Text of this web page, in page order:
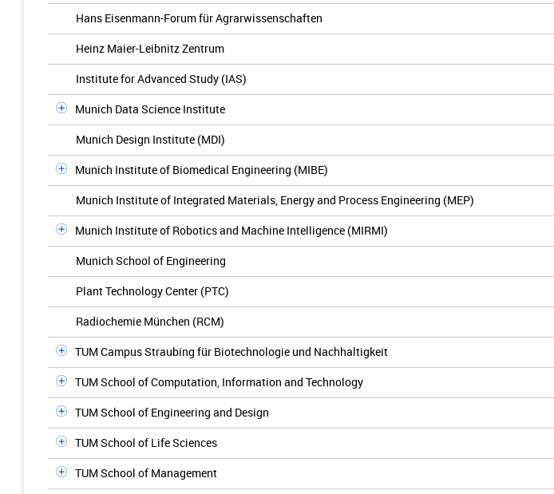
Hans Eisenmann-Forum für Agrarwissenschaften
Heinz Maier-Leibnitz Zentrum
Institute for Advanced Study (IAS)
Munich Data Science Institute
Munich Design Institute (MDI)
Munich Institute of Biomedical Engineering (MIBE)
Munich Institute of Integrated Materials, Energy and Process Engineering (MEP)
Munich Institute of Robotics and Machine Intelligence (MIRMI)
Munich School of Engineering
Plant Technology Center (PTC)
Radiochemie München (RCM)
TUM Campus Straubing für Biotechnologie und Nachhaltigkeit
TUM School of Computation, Information and Technology
TUM School of Engineering and Design
TUM School of Life Sciences
TUM School of Management